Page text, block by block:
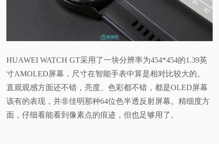
HUAWEI WATCH GT采用了一块分辨率为454*454的1.39英
寸AMOLED屏幕，尺寸在智能手表中算是相对比较大的。
直观观感方面还不错，亮度、色彩都不错，都是OLED屏幕
该有的表现，并非佳明那种64位色半透反射屏幕。精细度方
面，仔细看能看到像素点的痕迹，但也足够用了。